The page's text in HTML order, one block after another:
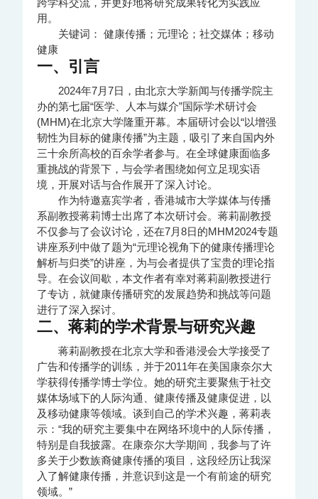
跨学科交流，并更好地将研究成果转化为实践应
用。
关键词： 健康传播；元理论；社交媒体；移动
健康
一、引言
2024年7月7日，由北京大学新闻与传播学院主
办的第七届“医学、人本与媒介”国际学术研讨会
(MHM)在北京大学隆重开幕。本届研讨会以“以增强
韧性为目标的健康传播”为主题，吸引了来自国内外
三十余所高校的百余学者参与。在全球健康面临多
重挑战的背景下，与会学者围绕如何立足现实语
境，开展对话与合作展开了深入讨论。
作为特邀嘉宾学者，香港城市大学媒体与传播
系副教授蒋莉博士出席了本次研讨会。蒋莉副教授
不仅参与了会议讨论，还在7月8日的MHM2024专题
讲座系列中做了题为“元理论视角下的健康传播理论
解析与归类”的讲座，为与会者提供了宝贵的理论指
导。在会议间歇，本文作者有幸对蒋莉副教授进行
了专访，就健康传播研究的发展趋势和挑战等问题
进行了深入探讨。
二、蒋莉的学术背景与研究兴趣
蒋莉副教授在北京大学和香港浸会大学接受了
广告和传播学的训练，并于2011年在美国康奈尔大
学获得传播学博士学位。她的研究主要聚焦于社交
媒体场域下的人际沟通、健康传播及健康促进，以
及移动健康等领域。谈到自己的学术兴趣，蒋莉表
示：“我的研究主要集中在网络环境中的人际传播，
特别是自我披露。在康奈尔大学期间，我参与了许
多关于少数族裔健康传播的项目，这段经历让我深
入了解健康传播，并意识到这是一个有前途的研究
领域。”